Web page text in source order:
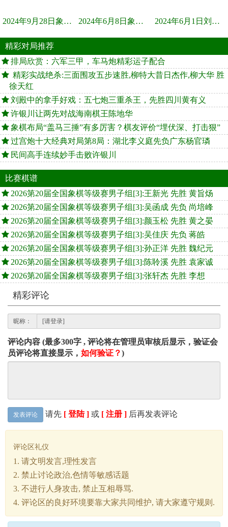
2024年9月28日象棋世界栏目，刘君、蒋川讲解了第九届杨官璘杯象棋... 2024年6月8日象棋世界，刘君、蒋川讲解了第九届杨官璘杯全国象棋... 2024年6月1日刘君、蒋川讲解第三届上海杯象棋大师赛谢靖与李少庚...
精彩对局推荐
排局欣赏：六军三甲，车马炮精彩运子配合
精彩实战绝杀:三面围攻五步速胜,柳特大昔日杰作,柳大华 胜
徐天红
刘殿中的拿手好戏：五七炮三重杀王，先胜四川黄有义
许银川让两先对战海南棋王陈地华
象棋布局“盖马三捶”有多厉害？棋友评价“埋伏深、打击狠”
过宫炮十大经典对局第8局：湖北李义庭先负广东杨官璘
民间高手连续妙手击败许银川
比赛棋谱
2026第20届全国象棋等级赛男子组[3]:王新光 先胜 黄旨炀
2026第20届全国象棋等级赛男子组[3]:吴函成 先负 尚培峰
2026第20届全国象棋等级赛男子组[3]:颜玉松 先胜 黄之晏
2026第20届全国象棋等级赛男子组[3]:吴佳庆 先负 蒋皓
2026第20届全国象棋等级赛男子组[3]:孙正洋 先胜 魏纪元
2026第20届全国象棋等级赛男子组[3]:陈聆溪 先胜 袁家诚
2026第20届全国象棋等级赛男子组[3]:张轩杰 先胜 李想
精彩评论
昵称：
评论内容 (最多300字 , 评论将在管理员审核后显示，验证会
员评论将直接显示， 如何验证？)
发表评论 请先 [ 登陆 ] 或 [ 注册 ] 后再发表评论
评论区礼仪
1. 请文明发言,理性发言
2. 禁止讨论政治,色情等敏感话题
3. 不进行人身攻击, 禁止互相辱骂.
4. 评论区的良好环境要靠大家共同维护, 请大家遵守规则.